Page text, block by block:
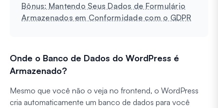
Bônus: Mantendo Seus Dados de Formulário
Armazenados em Conformidade com o GDPR
Onde o Banco de Dados do WordPress é
Armazenado?
Mesmo que você não o veja no frontend, o WordPress
cria automaticamente um banco de dados para você